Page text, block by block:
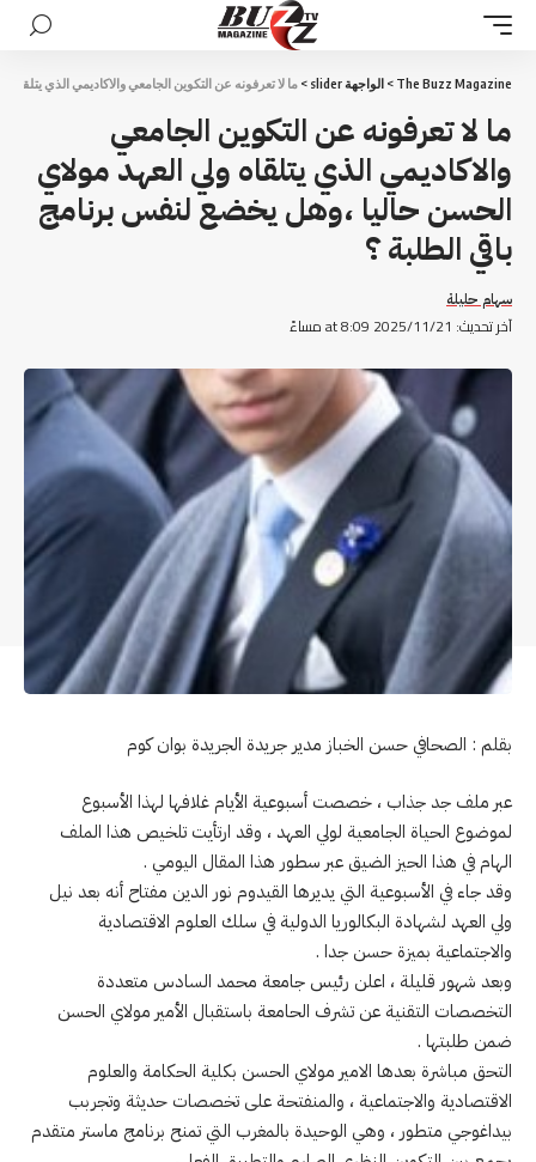
The Buzz Magazine
> الواجهة slider > ما لا تعرفونه عن التكوين الجامعي والاكاديمي الذي
ما لا تعرفونه عن التكوين الجامعي
والاكاديمي الذي يتلقاه ولي العهد مولاي
الحسن حاليا ،وهل يخضع لنفس برنامج
باقي الطلبة ؟
آخر تحديث: 2025/11/21 at 8:09 مساءً
سهام حليلة
بقلم : الصحافي حسن الخباز مدير جريدة الجريدة بوان كوم
عبر ملف جد جذاب ، خصصت أسبوعية الأيام غلافها لهذا الأسبوع
لموضوع الحياة الجامعية لولي العهد ، وقد ارتأيت تلخيص هذا الملف
الهام في هذا الحيز الضيق عبر سطور هذا المقال اليومي .
وقد جاء في الأسبوعية التي يديرها القيدوم نور الدين مفتاح أنه بعد نيل
ولي العهد لشهادة البكالوريا الدولية في سلك العلوم الاقتصادية
والاجتماعية بميزة حسن جدا .
وبعد شهور قليلة ، اعلن رئيس جامعة محمد السادس متعددة
التخصصات التقنية عن تشرف الحامعة باستقبال الأمير مولاي الحسن
ضمن طلبتها .
التحق مباشرة بعدها الامير مولاي الحسن بكلية الحكامة والعلوم
الاقتصادية والاجتماعية ، والمنفتحة على تخصصات حديثة وتجربب
بيداغوجي متطور ، وهي الوحيدة بالمغرب التي تمنح برنامج ماستر متقدم